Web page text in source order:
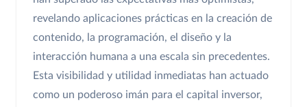
revelando aplicaciones prácticas en la creación de
contenido, la programación, el diseño y la
interacción humana a una escala sin precedentes.
Esta visibilidad y utilidad inmediatas han actuado
como un poderoso imán para el capital inversor,